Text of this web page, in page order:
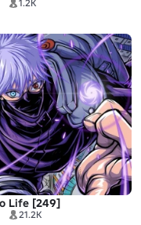
1.2K
Life [249]
21.2K